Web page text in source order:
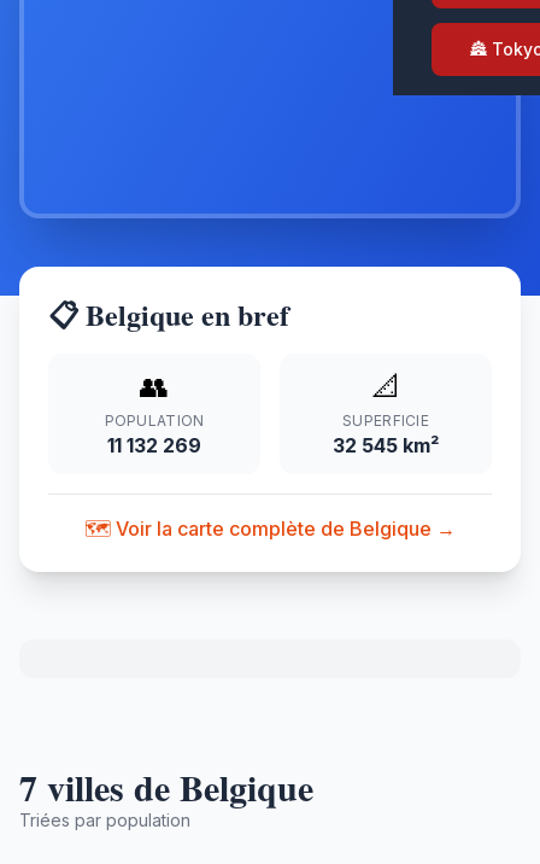
🏯
📋 Belgique en bref
👥
POPULATION
11 132 269
📐
SUPERFICIE
32 545 km²
🗺️ Voir la carte complète de Belgique →
7 villes de Belgique
Triées par population